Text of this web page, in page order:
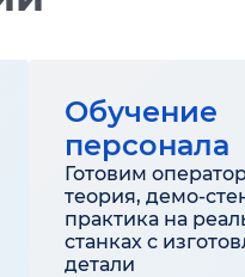
Обучение
персонала
Готовим
теория, демо-
практика на
станках с
детали